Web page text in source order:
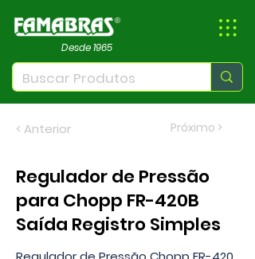
Desde 1965
< Anterior Próximo >
Regulador de Pressão
para Chopp FR-420B
Saída Registro Simples